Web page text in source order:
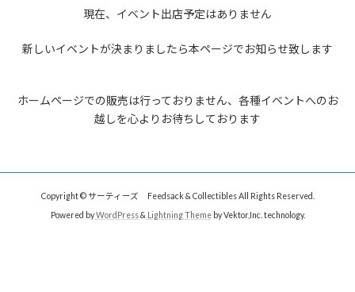
現在、イベント出店予定はありません
新しいイベントが決まりましたら本ページでお知らせ致します
ホームページでの販売は行っておりません、各種イベントへのお
越しを心よりお待ちしております
Copyright © サーティーズ Feedsack & Collectibles All Rights Reserved.
Powered byWordPress& Lightning Themeby Vektor,Inc. technology.